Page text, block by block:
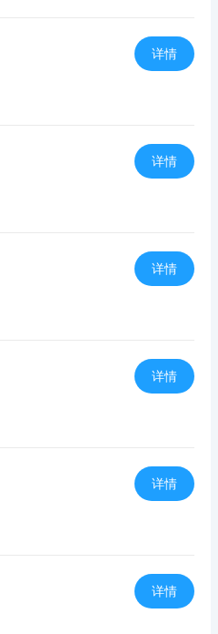
详情
详情
详情
详情
详情
详情